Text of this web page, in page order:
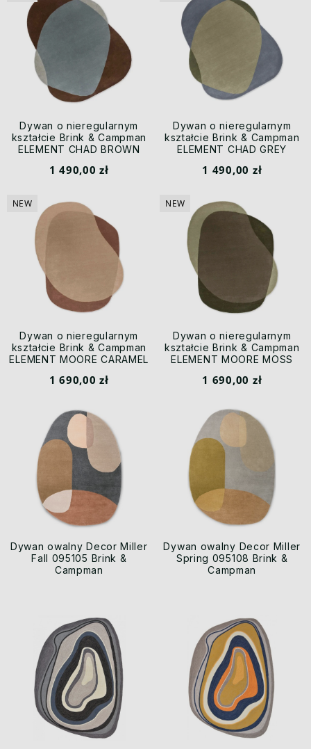
Dywan o nieregularnym
kształcie Brink & Campman
ELEMENT CHAD BROWN
1 490,00 zł
Dywan o nieregularnym
kształcie Brink & Campman
ELEMENT CHAD GREY
1 490,00 zł
Dywan o nieregularnym
kształcie Brink & Campman
ELEMENT MOORE CARAMEL
1 690,00 zł
NEW
Dywan o nieregularnym
kształcie Brink & Campman
ELEMENT MOORE MOSS
1 690,00 zł
NEW
Dywan owalny Decor Miller
Fall 095105 Brink &
Campman
Dywan owalny Decor Miller
Spring 095108 Brink &
Campman